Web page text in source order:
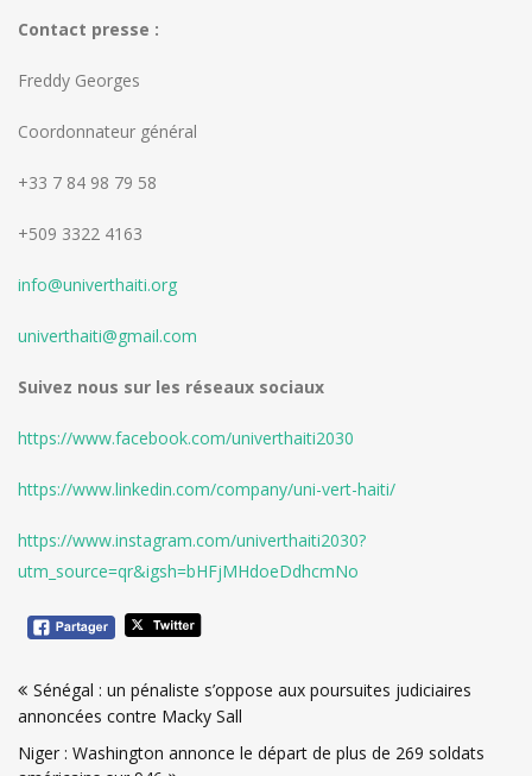
Contact presse :
Freddy Georges
Coordonnateur général
+33 7 84 98 79 58
+509 3322 4163
info@univerthaiti.org
univerthaiti@gmail.com
Suivez nous sur les réseaux sociaux
https://www.facebook.com/univerthaiti2030
https://www.linkedin.com/company/uni-vert-haiti/
https://www.instagram.com/univerthaiti2030?
utm_source=qr&igsh=bHFjMHdoeDdhcmNo
de
l’article
Sénégal : un pénaliste s’oppose aux poursuites judiciaires
annoncées contre Macky Sall
Niger : Washington annonce le départ de plus de 269 soldats